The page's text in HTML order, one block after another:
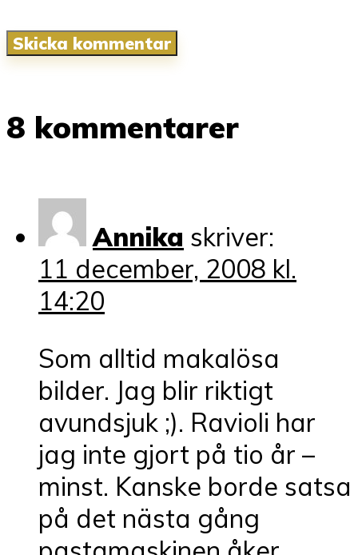
8 kommentarer
Annika skriver:
11 december, 2008 kl.
14:20
Som alltid makalösa
bilder. Jag blir riktigt
avundsjuk ;). Ravioli har
jag inte gjort på tio år –
minst. Kanske borde satsa
på det nästa gång